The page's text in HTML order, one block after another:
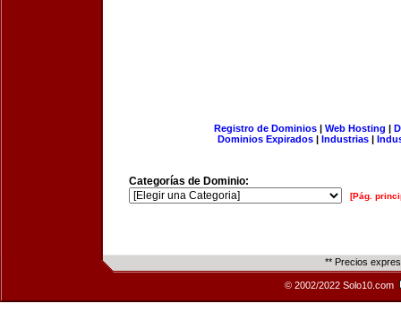
Registro de Dominios| Web Hosting |
Dominios Expirados | Industrias |
Categorías de Dominio:
[Pág.
** Precios
© 2002/2022 Solo10.com